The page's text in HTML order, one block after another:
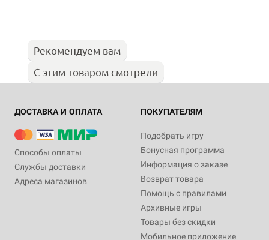
Рекомендуем вам
С этим товаром смотрели
ДОСТАВКА И ОПЛАТА
Способы оплаты
Службы доставки
Адреса магазинов
ПОКУПАТЕЛЯМ
Подобрать игру
Бонусная программа
Информация о заказе
Возврат товара
Помощь с правилами
Архивные игры
Товары без скидки
Мобильное приложение